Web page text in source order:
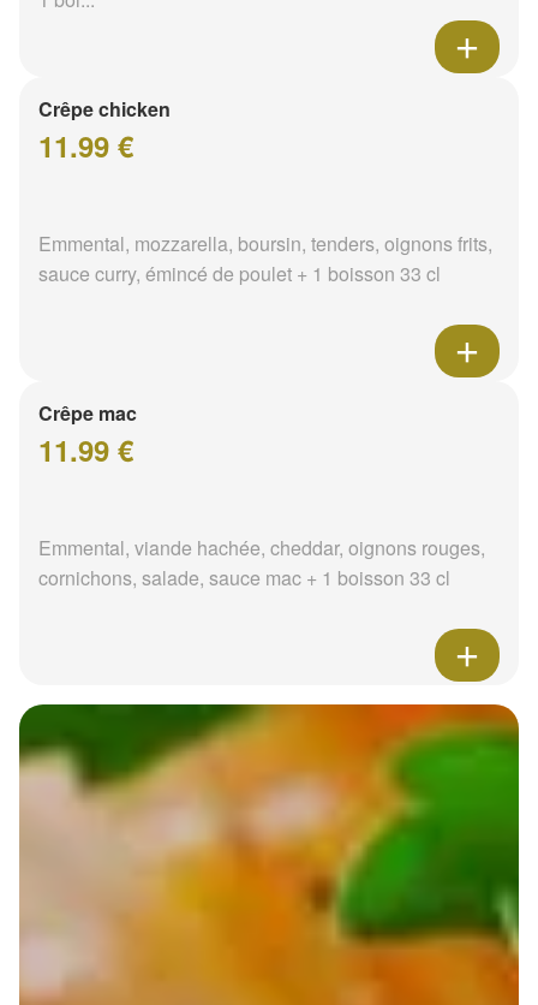
Crêpe chicken
11.99 €
Emmental, mozzarella, boursin, tenders, oignons frits,
sauce curry, émincé de poulet + 1 boisson 33 cl
Crêpe mac
11.99 €
Emmental, viande hachée, cheddar, oignons rouges,
cornichons, salade, sauce mac + 1 boisson 33 cl